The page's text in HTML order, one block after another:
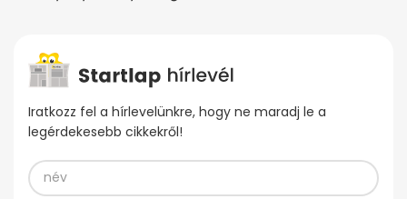
Iratkozz fel a hírlevelünkre, hogy ne maradj le a
legérdekesebb cikkekről!